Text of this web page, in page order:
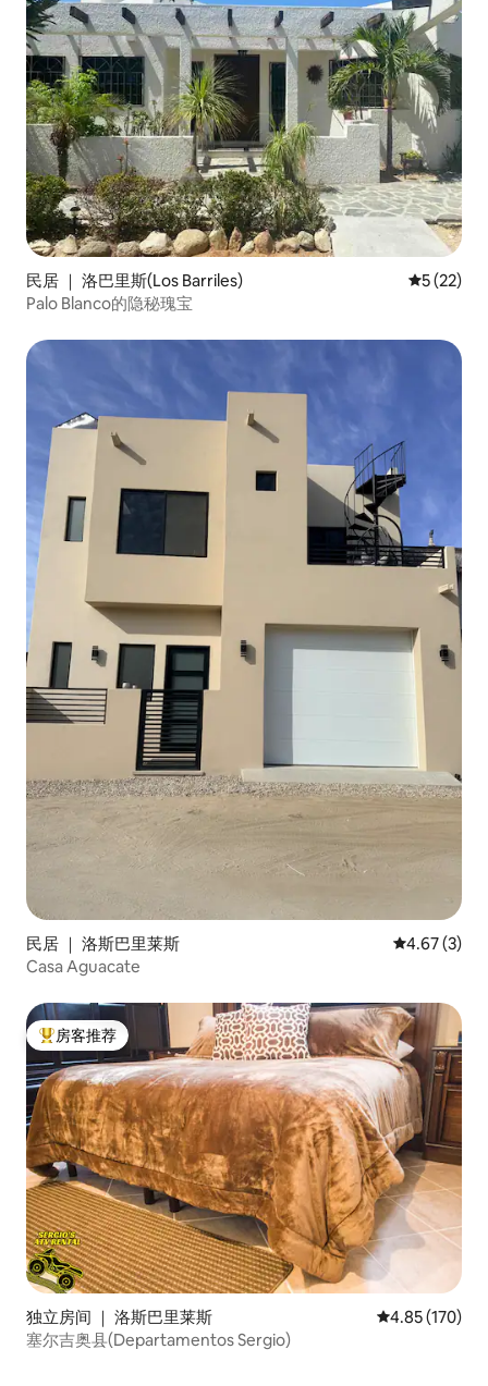
民居 ｜ 洛巴里斯(Los Barriles) 平均评分
5 (22)
Palo Blanco的隐秘瑰宝
民居 ｜ 洛斯巴里莱斯 平均评分
4.67 (3)
Casa Aguacate
热门「房客推荐」
房客推荐
独立房间 ｜ 洛斯巴里莱斯 平均评分 4.85
4.85 (170)
塞尔吉奥县(Departamentos Sergio)